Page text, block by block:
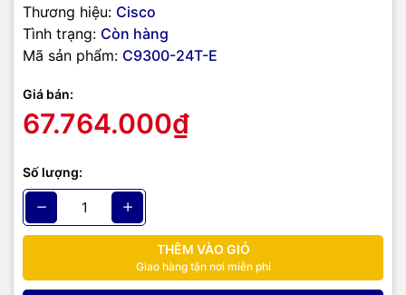
Thương hiệu: Cisco
Tình trạng: Còn hàng
Mã sản phẩm: C9300-24T-E
Giá bán:
67.764.000₫
Số lượng:
THÊM VÀO GIỎ
Giao hàng tận nơi miễn phí
Cisco C9300-24T-A những
thông số quan trọng